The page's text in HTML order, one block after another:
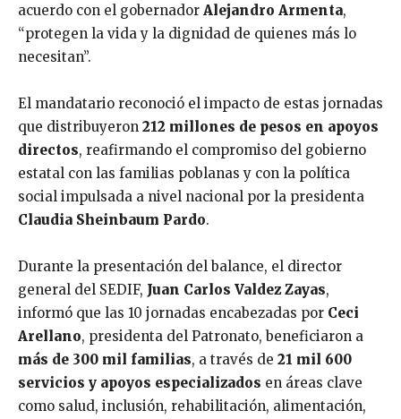
acuerdo con el gobernador Alejandro Armenta,
“protegen la vida y la dignidad de quienes más lo
necesitan”.
El mandatario reconoció el impacto de estas jornadas
que distribuyeron 212 millones de pesos en apoyos
directos, reafirmando el compromiso del gobierno
estatal con las familias poblanas y con la política
social impulsada a nivel nacional por la presidenta
Claudia Sheinbaum Pardo.
Durante la presentación del balance, el director
general del SEDIF, Juan Carlos Valdez Zayas,
informó que las 10 jornadas encabezadas por Ceci
Arellano, presidenta del Patronato, beneficiaron a
más de 300 mil familias, a través de 21 mil 600
servicios y apoyos especializados en áreas clave
como salud, inclusión, rehabilitación, alimentación,